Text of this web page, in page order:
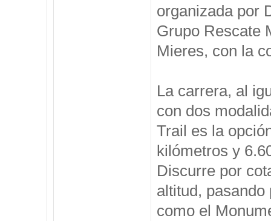
organizada por
Grupo Rescate
Mieres, con la
La carrera, al
con dos
Trail es la
kilómetros y
Discurre por
altitud,
como el